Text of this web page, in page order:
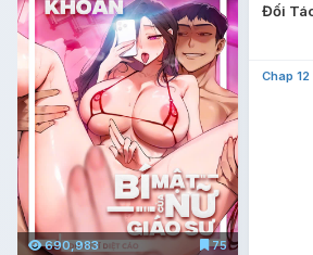
690,983 75
Đối
Chap 12